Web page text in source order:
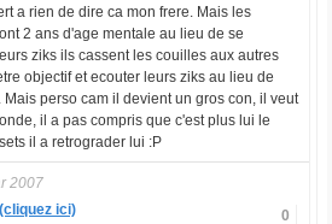
a rien de dire ca mon frere. Mais les
2 ans d'age mentale au lieu de se
ziks ils cassent les couilles aux autres
objectif et ecouter leurs ziks au lieu de
Mais perso cam il devient un gros con, il veut
il a pas compris que c'est plus lui le
il a retrograder lui :P
2007
0
ici)